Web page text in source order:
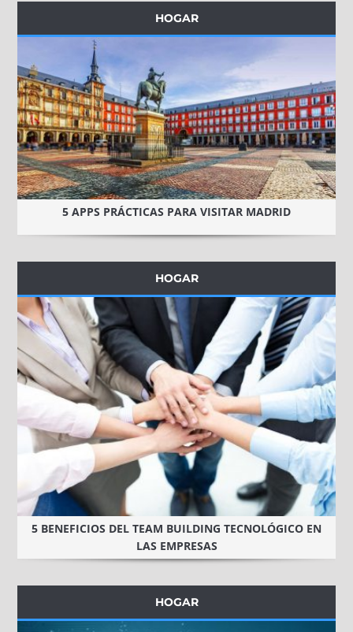
HOGAR
5 APPS PRÁCTICAS PARA VISITAR MADRID
HOGAR
5 BENEFICIOS DEL TEAM BUILDING TECNOLÓGICO EN
LAS EMPRESAS
HOGAR